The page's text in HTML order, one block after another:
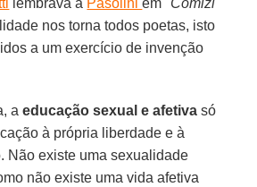
nos torna todos poetas, isto
a um exercício de invenção
aeducação sexual e afetiva só
à própria liberdade e à
Não existe uma sexualidade
não existe uma vida afetiva